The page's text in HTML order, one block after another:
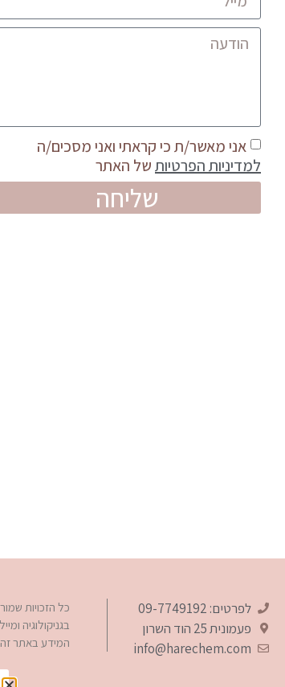
אני מאשר/ת כי קראתי ואני מסכים/ה
למדיניות הפרטיותשל האתר
שליחה
לפרטים: 09-7749192
פעמונית 25‎ הוד השרון
info@harechem.com
כל הזכויות
בגניקולוגיה
המידע באתר
וואטסאפ
פייסבוק